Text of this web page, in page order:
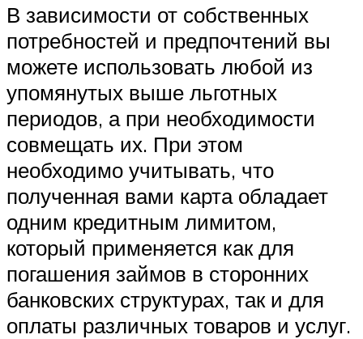
В зависимости от собственных
потребностей и предпочтений вы
можете использовать любой из
упомянутых выше льготных
периодов, а при необходимости
совмещать их. При этом
необходимо учитывать, что
полученная вами карта обладает
одним кредитным лимитом,
который применяется как для
погашения займов в сторонних
банковских структурах, так и для
оплаты различных товаров и услуг.